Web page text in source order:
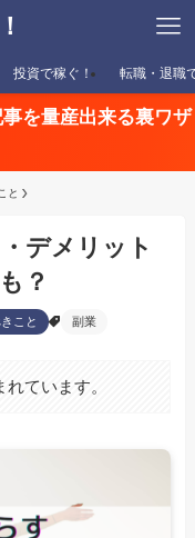
投資で稼ぐ！ 転職・退職
を量産出来る裏ワザ
と
デメリット
？
こと 副業
ています。